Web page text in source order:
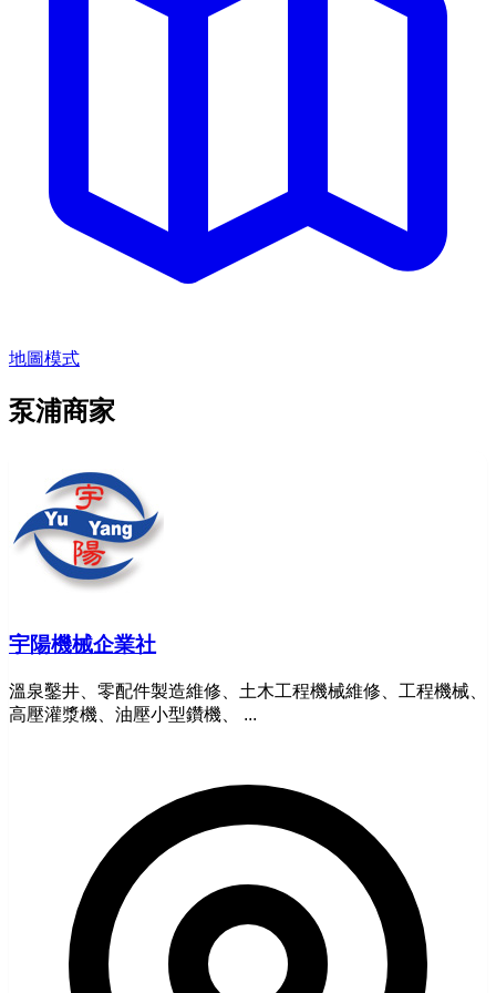
地圖模式
泵浦商家
宇陽機械企業社
溫泉鑿井、零配件製造維修、土木工程機械維修、工程機械、
高壓灌漿機、油壓小型鑽機、 ...